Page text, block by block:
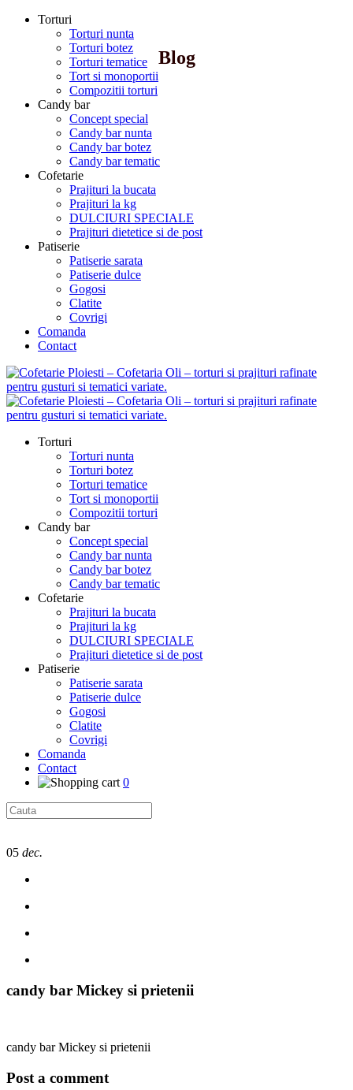
Torturi
Torturi nunta
Torturi botez
Torturi tematice
Tort si monoportii
Compozitii torturi
Candy bar
Concept special
Candy bar nunta
Candy bar botez
Candy bar tematic
Cofetarie
Prajituri la bucata
Prajituri la kg
DULCIURI SPECIALE
Prajituri dietetice si de post
Patiserie
Patiserie sarata
Patiserie dulce
Gogosi
Clatite
Covrigi
Comanda
Contact
Torturi
Torturi nunta
Torturi botez
Torturi tematice
Tort si monoportii
Compozitii torturi
Candy bar
Concept special
Candy bar nunta
Candy bar botez
Candy bar tematic
Cofetarie
Prajituri la bucata
Prajituri la kg
DULCIURI SPECIALE
Prajituri dietetice si de post
Patiserie
Patiserie sarata
Patiserie dulce
Gogosi
Clatite
Covrigi
Comanda
Contact
0
Blog
05 dec.
candy bar Mickey si prietenii
candy bar Mickey si prietenii
Post a comment